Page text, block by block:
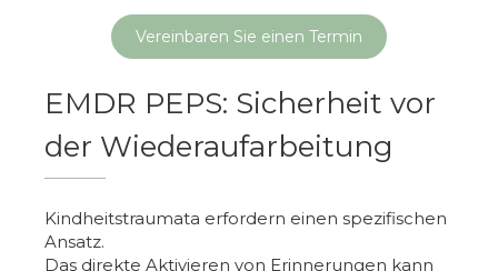
Vereinbaren Sie einen Termin
EMDR PEPS: Sicherheit vor
der Wiederaufarbeitung
Kindheitstraumata erfordern einen spezifischen
Ansatz.
Das direkte Aktivieren von Erinnerungen kann